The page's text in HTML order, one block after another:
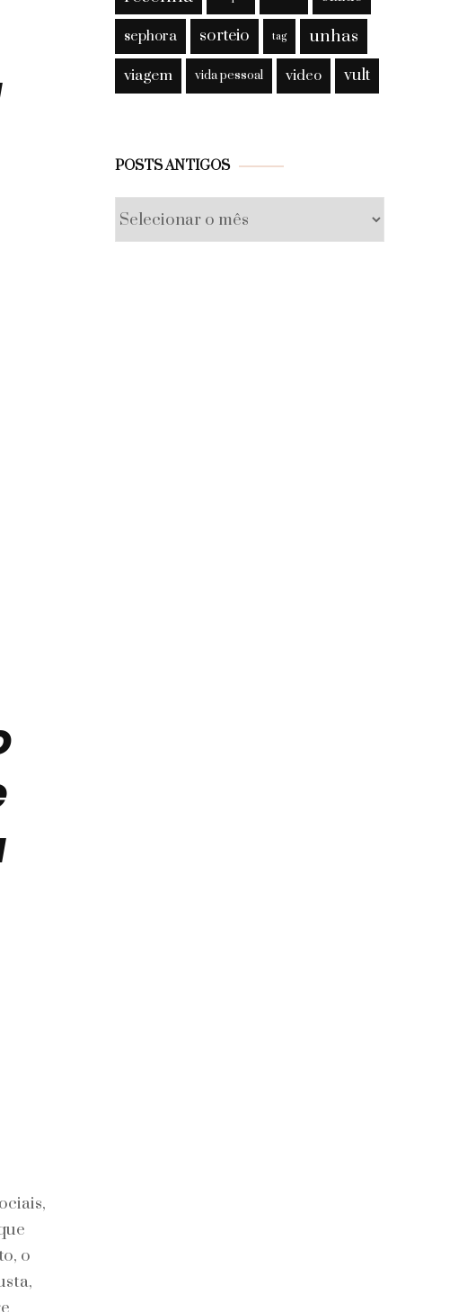
o
sephora sorteio tag unhas
viagem vida pessoal video vult
POSTS ANTIGOS
Posts